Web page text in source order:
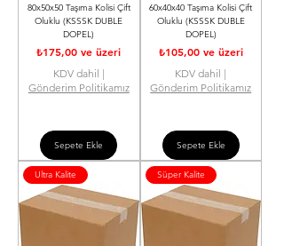
80x50x50 Taşıma Kolisi Çift
Oluklu (KSSSK DUBLE
DOPEL)
₺175,00 ve üzeri
İndirimli Fiyat
KDV dahil |
Gönderim Politikamız
Sepete Ekle
60x40x40 Taşıma Kolisi Çift
Oluklu (KSSSK DUBLE
DOPEL)
₺105,00ve üzeri
İndirimli Fiyat
KDV dahil |
Gönderim Politikamız
Sepete Ekle
Ultra Kalite Süper Kalite